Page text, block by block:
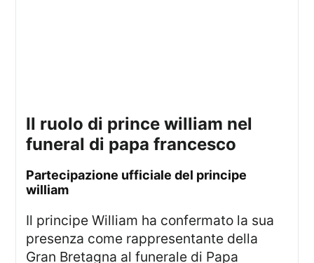
il ruolo di prince william nel
funeral di papa francesco
partecipazione ufficiale del principe
william
Il principe William ha confermato la sua
presenza come rappresentante della
Gran Bretagna al funerale di Papa